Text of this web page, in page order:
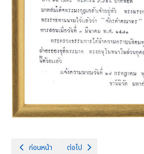
เนื้อหาก่อนหน้า: ตราสัญลักษณ์โรงเรียน
ก่อนหน้า เนื้อหาถัดไป: ทำเนียบผู้บริหาร
ต่อไป